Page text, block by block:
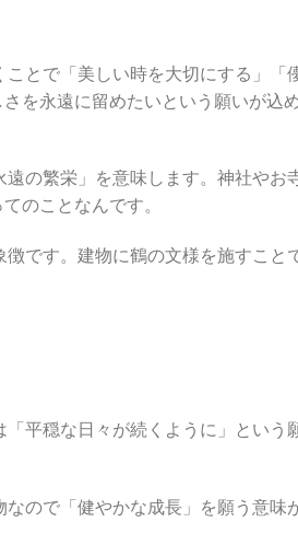
とで「美しい時を大切にする」「
を永遠に留めたいという願いが込
の繁栄」を意味します。神社やお
のことなんです。
です。建物に鶴の文様を施すこと
平穏な日々が続くように」という
ので「健やかな成長」を願う意味